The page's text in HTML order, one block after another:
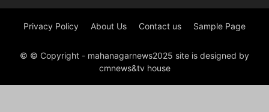
Privacy Policy About Us Contact us Sample Page
© © Copyright - mahanagarnews2025 site is designed by
cmnews&tv house